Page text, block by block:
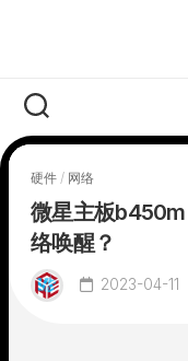
硬件 / 网络
微星主板
络唤醒？
2023-04-11